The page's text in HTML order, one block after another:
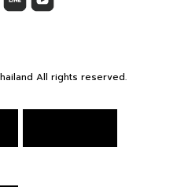
All rights reserved.